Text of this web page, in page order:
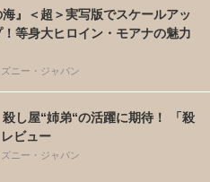
海』＜超＞実写版でスケールアッ
等身大ヒロイン・モアナの魅力
ニー・ジャパン
し屋“姉弟“の活躍に期待！ 「殺
ビュー
ニー・ジャパン